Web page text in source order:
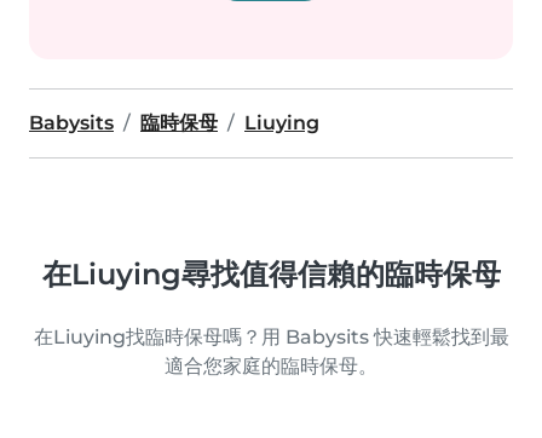
Babysits 臨時保母 Liuying
在Liuying尋找值得信賴的臨時保母
在Liuying找臨時保母嗎？用 Babysits 快速輕鬆找到最
適合您家庭的臨時保母。